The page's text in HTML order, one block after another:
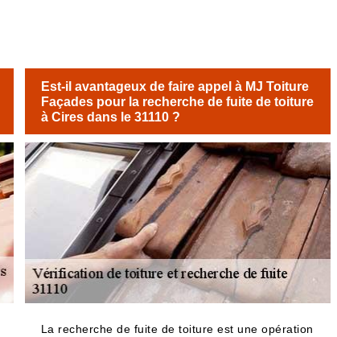
Est-il avantageux de faire appel à MJ Toiture
Façades pour la recherche de fuite de toiture
à Cires dans le 31110 ?
La recherche de fuite de toiture est une opération